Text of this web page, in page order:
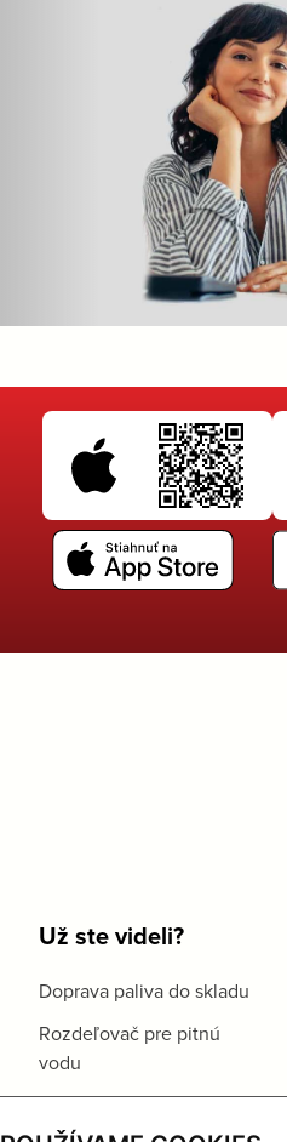
Už ste videli?
Doprava paliva do skladu
Rozdeľovač pre pitnú
vodu